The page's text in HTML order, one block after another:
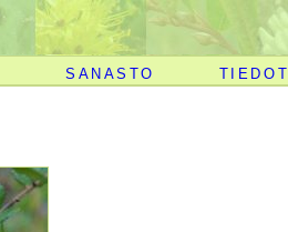
SANASTO TIEDOT